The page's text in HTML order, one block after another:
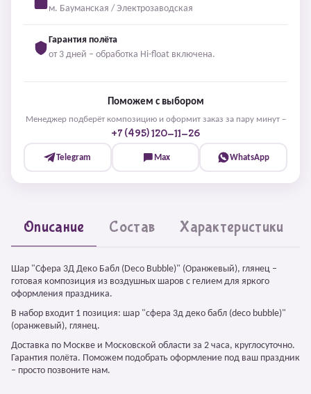
м. Бауманская / Электрозаводская
Гарантия полёта
от 3 дней – обработка Hi-float включена.
Поможем с выбором
Менеджер подберёт композицию и оформит заказ за пару минут –
+7 (495) 120-11-26
Telegram Max WhatsApp
Описание Состав Характеристики
Шар "Сфера 3Д Деко Бабл (Deco Bubble)" (Оранжевый), глянец –
готовая композиция из воздушных шаров с гелием для яркого
оформления праздника.
В набор входит 1 позиция: шар "сфера 3д деко бабл (deco bubble)"
(оранжевый), глянец.
Доставка по Москве и Московской области за 2 часа, круглосуточно.
Гарантия полёта. Поможем подобрать оформление под ваш праздник
– просто позвоните нам.